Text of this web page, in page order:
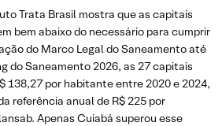
Trata Brasil mostra que as capitais
bem abaixo do necessário para cumprir
do Marco Legal do Saneamento até
do Saneamento 2026, as 27 capitais
138,27 por habitante entre 2020 e 2024,
referência anual de R$ 225 por
Apenas Cuiabá superou esse